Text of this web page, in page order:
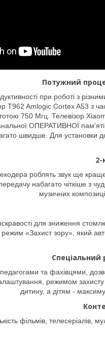
Потужний
при роботі з
Amlogic Cortex A53 з
750 Мгц. Телевізор
ОПЕРАТИВНОЇ
швидше. Для установки
2-
роблять звук ще
набагато чіткіше з
музичних
для зниження
«Захист зору», який
та фахівцями,
режимом
дитину, а дітям -
фільмів, телесеріалів,